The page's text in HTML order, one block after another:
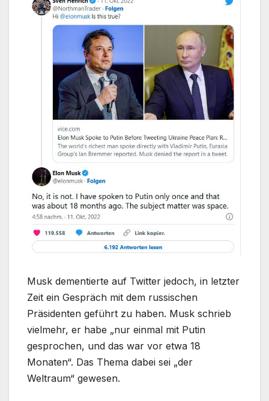
Musk dementierte auf Twitter jedoch, in letzter
Zeit ein Gespräch mit dem russischen
Präsidenten geführt zu haben. Musk schrieb
vielmehr, er habe „nur einmal mit Putin
gesprochen, und das war vor etwa 18
Monaten“. Das Thema dabei sei „der
Weltraum“ gewesen.